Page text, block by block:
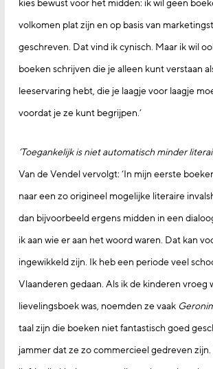
kies bewust voor het midden: ik wil geen
volkomen plat zijn en op basis van
geschreven. Dat vind ik cynisch. Maar ik wil
boeken schrijven die je alleen kunt verstaan
leeservaring hebt, die je laagje voor laagje
voordat je ze kunt begrijpen.’
‘Toegankelijk is niet automatisch minder
Van de Vendel vervolgt: ‘In mijn eerste
naar een zo origineel mogelijke literaire
dan bijvoorbeeld ergens midden in een
ik aan wie er aan het woord waren. Dat kan
ingewikkeld zijn. Ik heb een periode veel
Vlaanderen gedaan. Als ik de kinderen vroeg
lievelingsboek was, noemden ze vaak
taal zijn die boeken niet fantastisch goed
jammer dat ze zo commercieel gedreven